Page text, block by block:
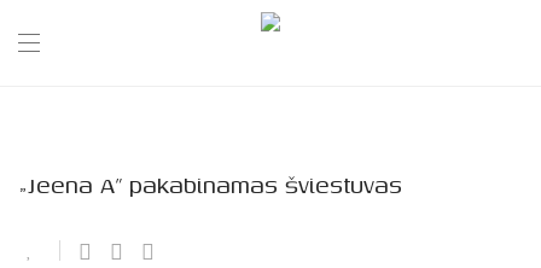
„Jeena A” pakabinamas šviestuvas